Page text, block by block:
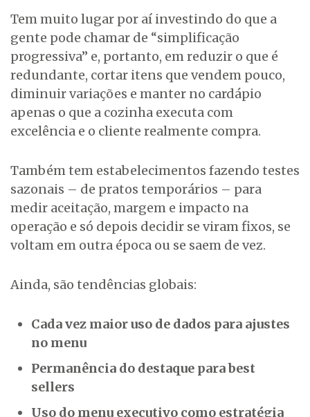
Tem muito lugar por aí investindo do que a
gente pode chamar de “simplificação
progressiva” e, portanto, em reduzir o que é
redundante, cortar itens que vendem pouco,
diminuir variações e manter no cardápio
apenas o que a cozinha executa com
excelência e o cliente realmente compra.
Também tem estabelecimentos fazendo testes
sazonais – de pratos temporários – para
medir aceitação, margem e impacto na
operação e só depois decidir se viram fixos, se
voltam em outra época ou se saem de vez.
Ainda, são tendências globais:
Cada vez maior uso de dados para ajustes
no menu
Permanência do destaque para best
sellers
Uso do menu executivo como estratégia